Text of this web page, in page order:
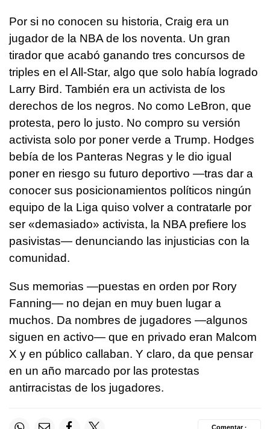
Por si no conocen su historia, Craig era un
jugador de la NBA de los noventa. Un gran
tirador que acabó ganando tres concursos de
triples en el All-Star, algo que solo había logrado
Larry Bird. También era un activista de los
derechos de los negros. No como LeBron, que
protesta, pero lo justo. No compro su versión
activista solo por poner verde a Trump. Hodges
bebía de los Panteras Negras y le dio igual
poner en riesgo su futuro deportivo —tras dar a
conocer sus posicionamientos políticos ningún
equipo de la Liga quiso volver a contratarle por
ser «demasiado» activista, la NBA prefiere los
pasivistas— denunciando las injusticias con la
comunidad.
Sus memorias —puestas en orden por Rory
Fanning— no dejan en muy buen lugar a
muchos. Da nombres de jugadores —algunos
siguen en activo— que en privado eran Malcom
X y en público callaban. Y claro, da que pensar
en un año marcado por las protestas
antirracistas de los jugadores.
Comentar ·